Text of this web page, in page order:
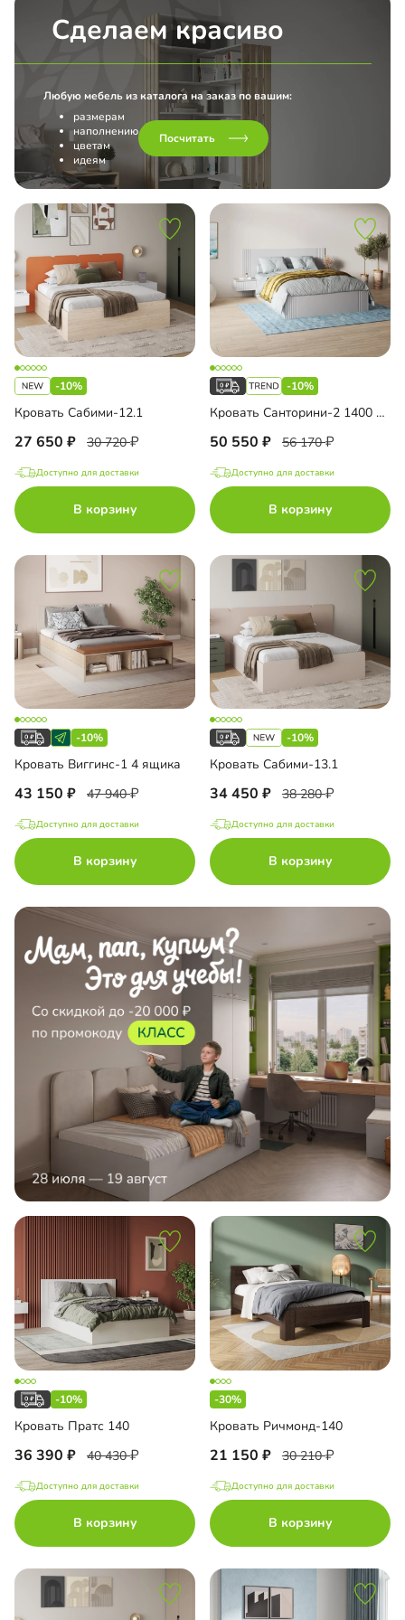
Сделаем красиво
Любую мебель из каталога на заказ по вашим:
размерам
наполнению
цветам
идеям
Посчитать
-10%
Кровать Сабими-12.1
27 650 30 720
Доступно для доставки
В корзину
-10%
Кровать Санторини-2 1400 Лайф
50 550 56 170
Доступно для доставки
В корзину
-10%
Кровать Виггинс-1 4 ящика
43 150 47 940
Доступно для доставки
В корзину
-10%
Кровать Сабими-13.1
34 450 38 280
Доступно для доставки
В корзину
-10%
Кровать Пратс 140
36 390 40 430
Доступно для доставки
В корзину
-30%
Кровать Ричмонд-140
21 150 30 210
Доступно для доставки
В корзину